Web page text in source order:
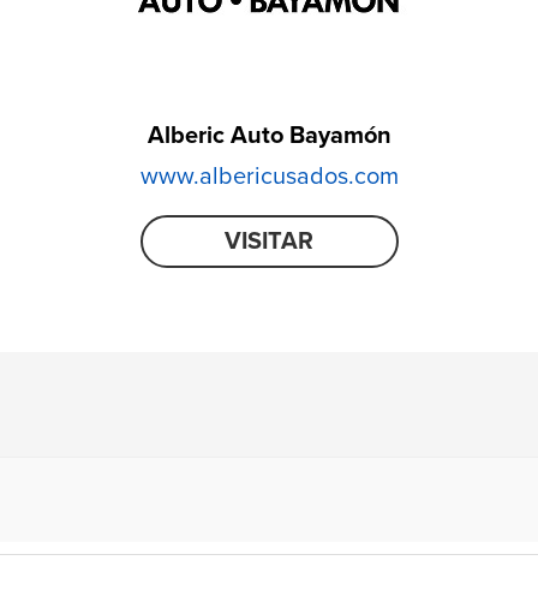
Alberic Auto Bayamón
www.albericusados.com
VISITAR